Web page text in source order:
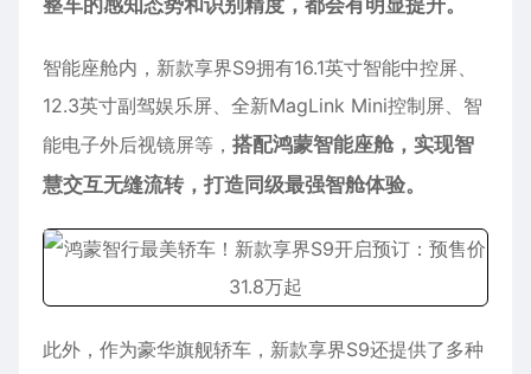
整车的感知态势和识别精度，都会有明显提升。
智能座舱内，新款享界S9拥有16.1英寸智能中控屏、
12.3英寸副驾娱乐屏、全新MagLink Mini控制屏、智
能电子外后视镜屏等， 搭配鸿蒙智能座舱，实现智
慧交互无缝流转，打造同级最强智舱体验。
此外，作为豪华旗舰轿车，新款享界S9还提供了多种